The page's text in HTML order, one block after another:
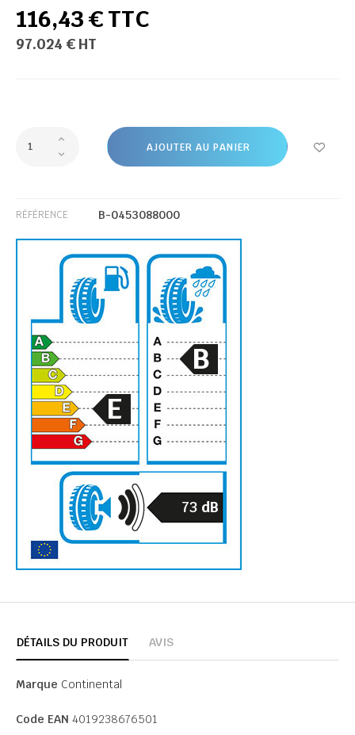
116,43 € TTC
97.024 € HT
AJOUTER AU PANIER
RÉFÉRENCE B-0453088000
E
B
73 dB
DÉTAILS DU PRODUIT AVIS
Marque Continental
Code EAN 4019238676501